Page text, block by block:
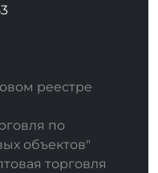
реестре
по
объектов"
торговля